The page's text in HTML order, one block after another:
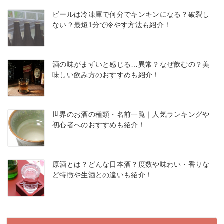
ビールは冷凍庫で何分でキンキンになる？破裂し
ない？最短1分で冷やす方法も紹介！
酒の味がまずいと感じる…異常？なぜ飲むの？美
味しい飲み方のおすすめも紹介！
世界のお酒の種類・名前一覧｜人気ランキングや
初心者へのおすすめも紹介！
原酒とは？どんな日本酒？度数や味わい・香りな
ど特徴や生酒との違いも紹介！